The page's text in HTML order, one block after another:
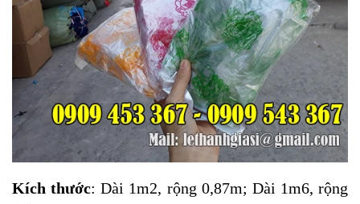
Kích thước: Dài 1m2, rộng 0,87m; Dài 1m6, rộng